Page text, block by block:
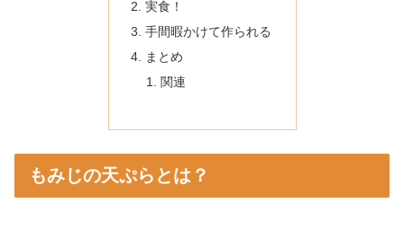
実食！
手間暇かけて作られる
まとめ
関連
もみじの天ぷらとは？